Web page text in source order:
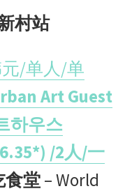
村站
元/单人/单
Art Guest
하우스
/2人/一
食堂– World